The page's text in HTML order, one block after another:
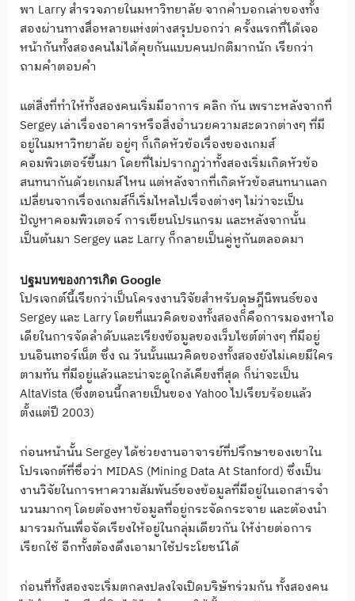
พา Larry สำรวจภายในมหาวิทยาลัย จากคำบอกเล่าของทั้ง
สองผ่านทางสื่อหลายแห่งต่างสรุปบอกว่า ครั้งแรกที่ได้เจอ
หน้ากันทั้งสองคนไม่ได้คุยกันแบบคนปกติมากนัก เรียกว่า
ถามคำตอบคำ
แต่สิ่งที่ทำให้ทั้งสองคนเริ่มมีอาการ คลิก กัน เพราะหลังจากที่
Sergey เล่าเรื่องอาคารหรือสิ่งอำนวยความสะดวกต่างๆ ที่มี
อยู่ในมหาวิทยาลัย อยู่ๆ ก็เกิดหัวข้อเรื่องของเกมส์
คอมพิวเตอร์ขึ้นมา โดยที่ไม่ปรากฏว่าทั้งสองเริ่มเกิดหัวข้อ
สนทนากันด้วยเกมส์ไหน แต่หลังจากที่เกิดหัวข้อสนทนาแลก
เปลี่ยนจากเรื่องเกมส์ก็เริ่มไหลไปเรื่องต่างๆ ไม่ว่าจะเป็น
ปัญหาคอมพิวเตอร์ การเขียนโปรแกรม และหลังจากนั้น
เป็นต้นมา Sergey และ Larry ก็กลายเป็นคู่หูกันตลอดมา
ปฐมบทของการเกิด Google
โปรเจกต์นี้เรียกว่าเป็นโครงงานวิจัยสำหรับดุษฎีนิพนธ์ของ
Sergey และ Larry โดยที่แนวคิดของทั้งสองก็คือการมองหาไอ
เดียในการจัดลำดับและเรียงข้อมูลของเว็บไซต์ต่างๆ ที่มีอยู่
บนอินเทอร์เน็ต ซึ่ง ณ วันนั้นแนวคิดของทั้งสองยังไม่เคยมีใคร
ตามทัน ที่มีอยู่แล้วและน่าจะดูใกล้เคียงที่สุด ก็น่าจะเป็น
AltaVista (ซึ่งตอนนี้กลายเป็นของ Yahoo ไปเรียบร้อยแล้ว
ตั้งแต่ปี 2003)
ก่อนหน้านั้น Sergey ได้ช่วยงานอาจารย์ที่ปรึกษาของเขาใน
โปรเจกต์ที่ชื่อว่า MIDAS (Mining Data At Stanford) ซึ่งเป็น
งานวิจัยในการหาความสัมพันธ์ของข้อมูลที่มีอยู่ในเอกสารจำ
นวนมากๆ โดยต้องหาข้อมูลที่อยู่กระจัดกระจาย และต้องนำ
มารวมกันเพื่อจัดเรียงให้อยู่ในกลุ่มเดียวกัน ให้ง่ายต่อการ
เรียกใช้ อีกทั้งต้องดึงเอามาใช้ประโยชน์ได้
ก่อนที่ทั้งสองจะเริ่มตกลงปลงใจเปิดบริษัทร่วมกัน ทั้งสองคน